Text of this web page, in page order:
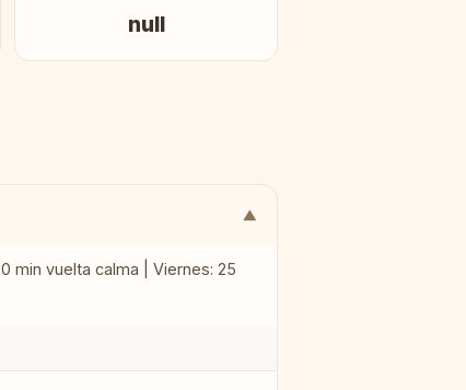
null
▼
min vuelta calma | Viernes: 25